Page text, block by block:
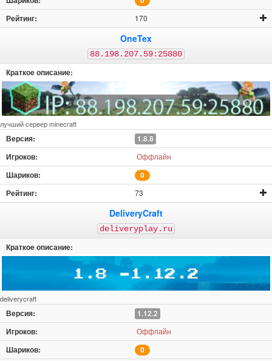
170
OneTex
88.198.207.59:25880
лучший сервер minecraft
1.8.8
Оффлайн
0
73
DeliveryCraft
deliveryplay.ru
deliverycraft
1.12.2
Оффлайн
0